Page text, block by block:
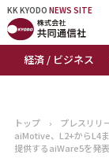
KK KYODO NEWS SITE
経済 / ビジネス
KK KYODONEWS SITE
トップページ
ニュース
トップ › プレスリリ
aiMotive、L2+からL4
提供するaiWare5を発表